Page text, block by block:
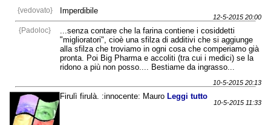
{vedovato} Imperdibile
12-5-2015 20:00
{Padoloc}
...senza contare che la farina contiene i cosiddetti
"miglioratori", cioè una sfilza di additivi che si aggiunge
alla sfilza che troviamo in ogni cosa che comperiamo già
pronta. Poi Big Pharma e accoliti (tra cui i medici) se la
ridono a più non posso.... Bestiame da ingrasso...
10-5-2015 20:13
Firulì firulà. :innocente: Mauro Leggi tutto
10-5-2015 11:33